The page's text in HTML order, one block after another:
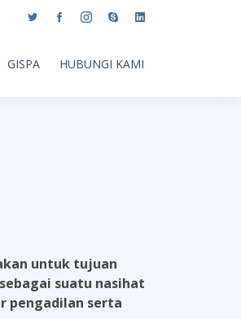
GISPA HUBUNGI KAMI
untuk tujuan
suatu nasihat
pengadilan serta